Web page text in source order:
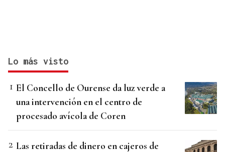
Lo más visto
El Concello de Ourense da luz verde a
una intervención en el centro de
procesado avícola de Coren
Las retiradas de dinero en cajeros de